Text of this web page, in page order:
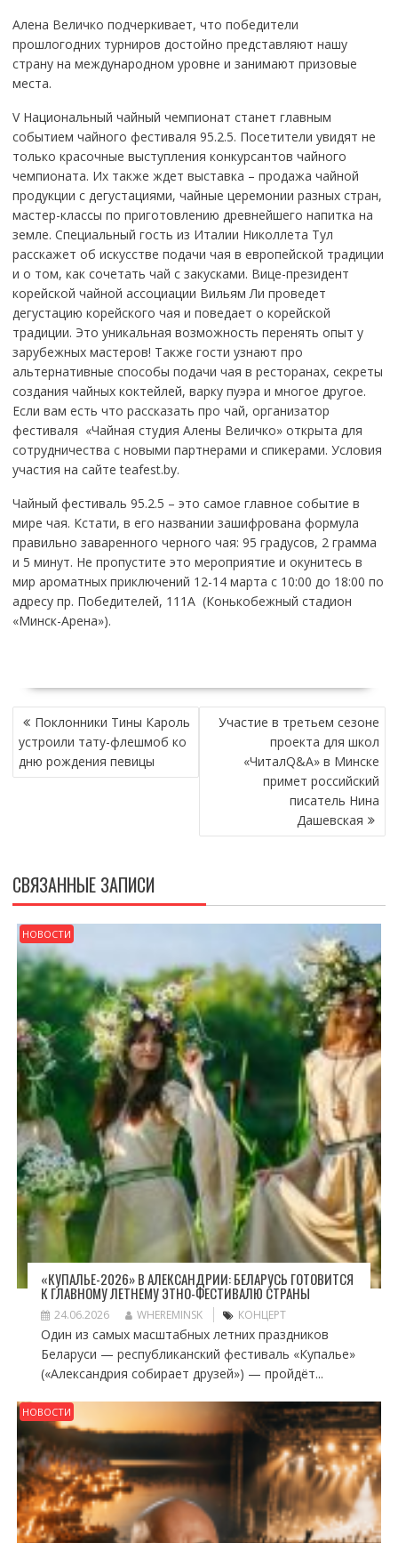
Алена Величко подчеркивает, что победители
прошлогодних турниров достойно представляют нашу
страну на международном уровне и занимают призовые
места.
V Национальный чайный чемпионат станет главным
событием чайного фестиваля 95.2.5. Посетители увидят не
только красочные выступления конкурсантов чайного
чемпионата. Их также ждет выставка – продажа чайной
продукции с дегустациями, чайные церемонии разных стран,
мастер-классы по приготовлению древнейшего напитка на
земле. Специальный гость из Италии Николлета Тул
расскажет об искусстве подачи чая в европейской традиции
и о том, как сочетать чай с закусками. Вице-президент
корейской чайной ассоциации Вильям Ли проведет
дегустацию корейского чая и поведает о корейской
традиции. Это уникальная возможность перенять опыт у
зарубежных мастеров! Также гости узнают про
альтернативные способы подачи чая в ресторанах, секреты
создания чайных коктейлей, варку пуэра и многое другое.
Если вам есть что рассказать про чай, организатор
фестиваля «Чайная студия Алены Величко» открыта для
сотрудничества с новыми партнерами и спикерами. Условия
участия на сайте teafest.by.
Чайный фестиваль 95.2.5 – это самое главное событие в
мире чая. Кстати, в его названии зашифрована формула
правильно заваренного черного чая: 95 градусов, 2 грамма
и 5 минут. Не пропустите это мероприятие и окунитесь в
мир ароматных приключений 12-14 марта с 10:00 до 18:00 по
адресу пр. Победителей, 111А (Конькобежный стадион
«Минск-Арена»).
НАВИГАЦИЯ
ПО
ЗАПИСЯМ
Поклонники Тины Кароль
устроили тату-флешмоб ко
дню рождения певицы
Участие в третьем сезоне
проекта для школ
«ЧиталQ&A» в Минске
примет российский
писатель Нина
Дашевская
СВЯЗАННЫЕ ЗАПИСИ
НОВОСТИ
«КУПАЛЬЕ-2026» В АЛЕКСАНДРИИ: БЕЛАРУСЬ ГОТОВИТСЯ
К ГЛАВНОМУ ЛЕТНЕМУ ЭТНО-ФЕСТИВАЛЮ СТРАНЫ
24.06.2026 WHEREMINSK КОНЦЕРТ
Один из самых масштабных летних праздников
Беларуси — республиканский фестиваль «Купалье»
(«Александрия собирает друзей») — пройдёт...
НОВОСТИ